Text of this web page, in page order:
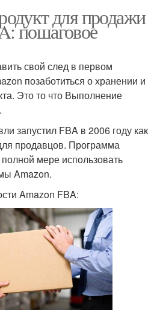
для продажи
пошаговое
свой след в первом
позаботиться о хранении и
Это то что Выполнение
запустил FBA в 2006 году как
продавцов. Программа
мере использовать
Amazon.
Amazon FBA: